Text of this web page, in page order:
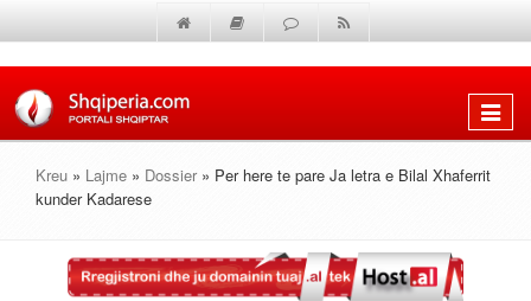
Shfaq
Kreu » Lajme » Dossier » Per here te pare Ja letra e Bilal Xhaferrit
kunder Kadarese